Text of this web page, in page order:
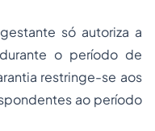
só autoriza a
o período de
restringe-se aos
ao período